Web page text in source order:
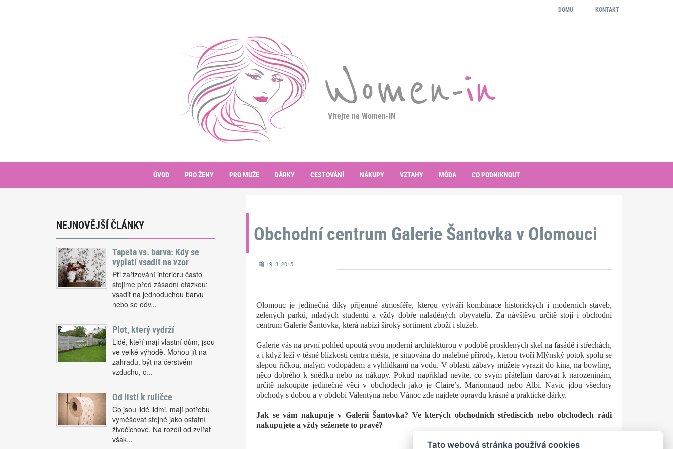
DOMŮ KONTAKT
Women-in
Vítejte na Women-IN
ÚVOD PRO ŽENY PRO MUŽE DÁRKY CESTOVÁNÍ NÁKUPY VZTAHY MÓDA CO PODNIKNOUT
NEJNOVĚJŠÍ ČLÁNKY
Tapeta vs. barva: Kdy se
vyplatí vsadit na vzor
Při zařizování interiéru často
stojíme před zásadní otázkou:
vsadit na jednoduchou barvu
nebo se odv...
Plot, který vydrží
Lidé, kteří mají vlastní dům, jsou
ve velké výhodě. Mohou jít na
zahradu, být na čerstvém
vzduchu, o...
Od listí k ruličce
Co jsou lidé lidmi, mají potřebu
vyměšovat stejně jako ostatní
živočichové. Na rozdíl od zvířat
však...
Obchodní centrum Galerie Šantovka v Olomouci
19. 3. 2015
Olomouc je jedinečná díky příjemné atmosféře, kterou vytváří kombinace historických i moderních staveb,
zelených parků, mladých studentů a vždy dobře naladěných obyvatelů. Za návštěvu určitě stojí i obchodní
centrum Galerie Šantovka, která nabízí široký sortiment zboží i služeb.
Galerie vás na první pohled upoutá svou moderní architekturou v podobě prosklených skel na fasádě i střechách,
a i když leží v těsné blízkosti centra města, je situována do malebné přírody, kterou tvoří Mlýnský potok spolu se
slepou říčkou, malým vodopádem a vyhlídkami na vodu. V oblasti zábavy můžete vyrazit do kina, na bowling,
něco dobrého k snědku nebo na nákupy. Pokud například nevíte, co svým přátelům darovat k narozeninám,
určitě nakoupíte jedinečné věci v obchodech jako je Claire’s, Marionnaud nebo Albi. Navíc jdou všechny
obchody s dobou a v období Valentýna nebo Vánoc zde najdete opravdu krásné a praktické dárky.
Jak se vám nakupuje v Galerii Šantovka? Ve kterých obchodních střediscích nebo obchodech rádi
nakupujete a vždy seženete to pravé?
Tato webová stránka používá cookies